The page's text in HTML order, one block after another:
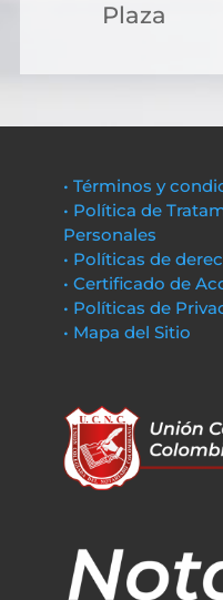
Plaza
• Términos y
• Política de
Personales
• Políticas de
• Certificado de
• Políticas de
• Mapa del Sitio